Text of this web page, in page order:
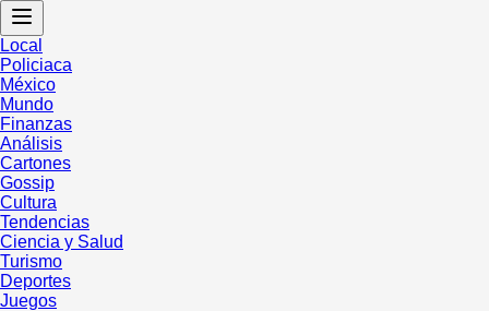
Local
Policiaca
México
Mundo
Finanzas
Análisis
Cartones
Gossip
Cultura
Tendencias
Ciencia y Salud
Turismo
Deportes
Juegos